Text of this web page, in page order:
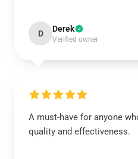
D Derek
Verified owner
A must-have for anyone
quality and effectiveness.